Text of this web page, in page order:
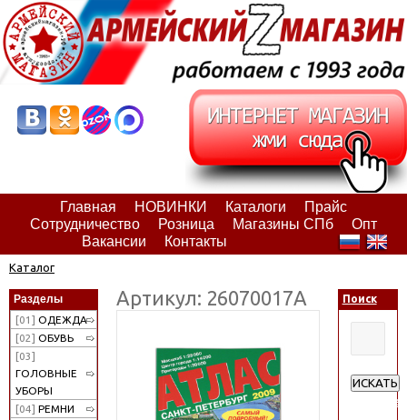
Главная НОВИНКИ Каталоги
Прайс
Сотрудничество
Розница Магазины СПб
Опт
Вакансии
Контакты
Каталог
Разделы
[01] ОДЕЖДА
[02] ОБУВЬ
[03]
ГОЛОВНЫЕ
УБОРЫ
[04] РЕМНИ
Артикул: 26070017А Поиск
ИСКАТЬ